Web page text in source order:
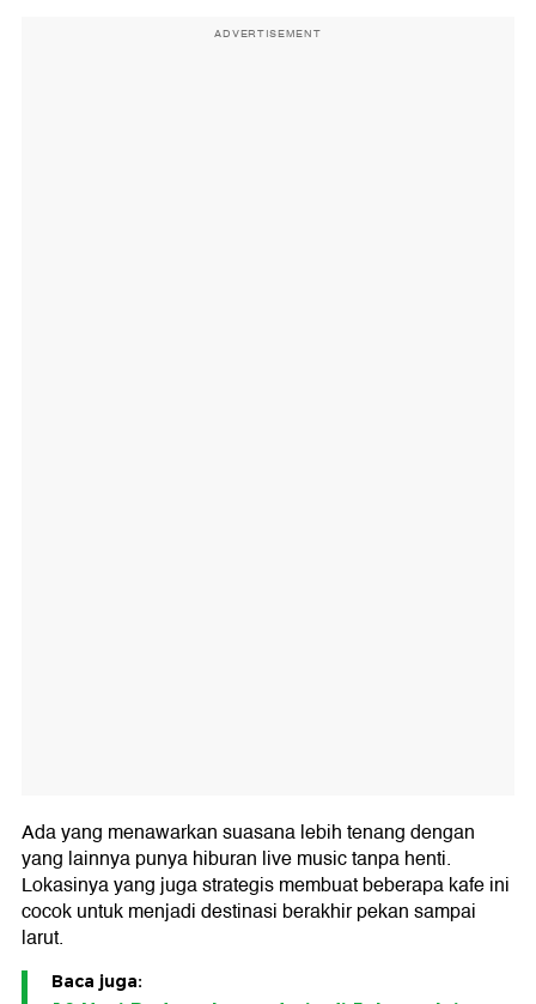
ADVERTISEMENT
Ada yang menawarkan suasana lebih tenang dengan
yang lainnya punya hiburan live music tanpa henti.
Lokasinya yang juga strategis membuat beberapa kafe ini
cocok untuk menjadi destinasi berakhir pekan sampai
larut.
Baca juga: